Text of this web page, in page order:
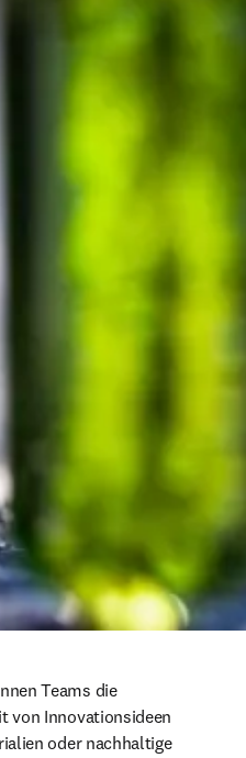
Teams die
von Innovationsideen
oder nachhaltige